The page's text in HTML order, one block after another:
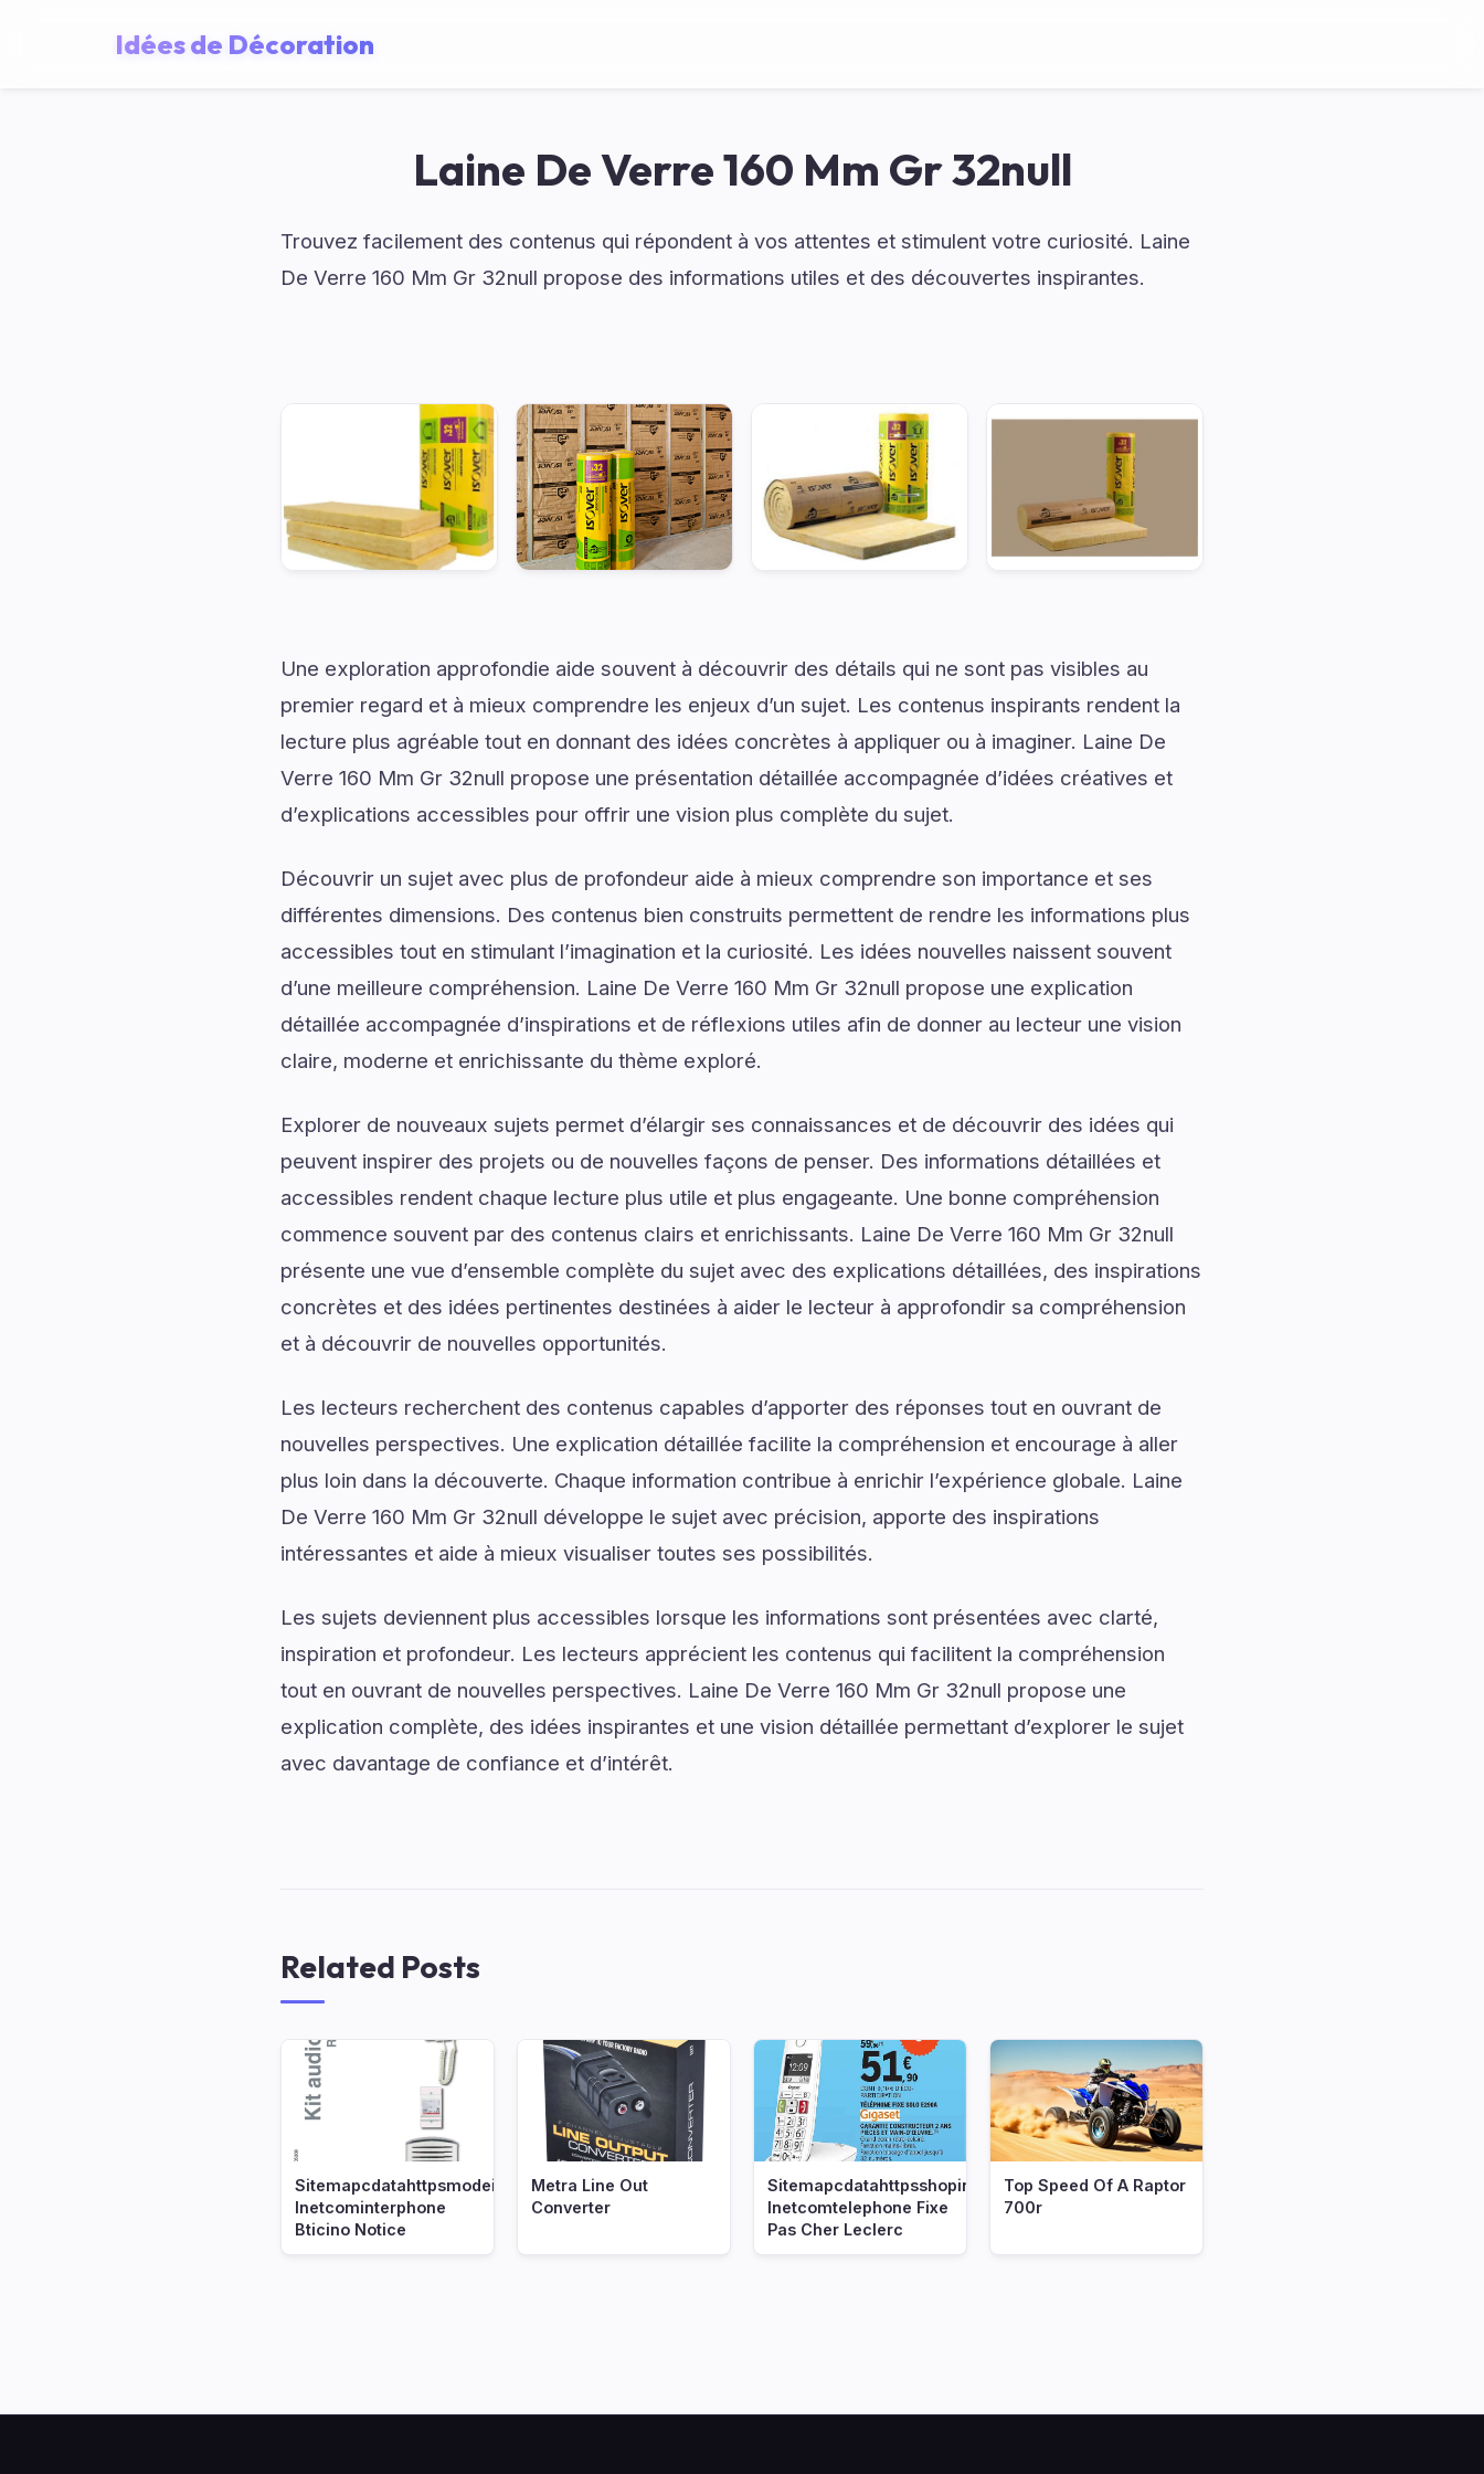
Idées de Décoration
Laine De Verre 160 Mm Gr 32null
Trouvez facilement des contenus qui répondent à vos attentes et stimulent votre curiosité. Laine
De Verre 160 Mm Gr 32null propose des informations utiles et des découvertes inspirantes.
Une exploration approfondie aide souvent à découvrir des détails qui ne sont pas visibles au
premier regard et à mieux comprendre les enjeux d’un sujet. Les contenus inspirants rendent la
lecture plus agréable tout en donnant des idées concrètes à appliquer ou à imaginer. Laine De
Verre 160 Mm Gr 32null propose une présentation détaillée accompagnée d’idées créatives et
d’explications accessibles pour offrir une vision plus complète du sujet.
Découvrir un sujet avec plus de profondeur aide à mieux comprendre son importance et ses
différentes dimensions. Des contenus bien construits permettent de rendre les informations plus
accessibles tout en stimulant l’imagination et la curiosité. Les idées nouvelles naissent souvent
d’une meilleure compréhension. Laine De Verre 160 Mm Gr 32null propose une explication
détaillée accompagnée d’inspirations et de réflexions utiles afin de donner au lecteur une vision
claire, moderne et enrichissante du thème exploré.
Explorer de nouveaux sujets permet d’élargir ses connaissances et de découvrir des idées qui
peuvent inspirer des projets ou de nouvelles façons de penser. Des informations détaillées et
accessibles rendent chaque lecture plus utile et plus engageante. Une bonne compréhension
commence souvent par des contenus clairs et enrichissants. Laine De Verre 160 Mm Gr 32null
présente une vue d’ensemble complète du sujet avec des explications détaillées, des inspirations
concrètes et des idées pertinentes destinées à aider le lecteur à approfondir sa compréhension
et à découvrir de nouvelles opportunités.
Les lecteurs recherchent des contenus capables d’apporter des réponses tout en ouvrant de
nouvelles perspectives. Une explication détaillée facilite la compréhension et encourage à aller
plus loin dans la découverte. Chaque information contribue à enrichir l’expérience globale. Laine
De Verre 160 Mm Gr 32null développe le sujet avec précision, apporte des inspirations
intéressantes et aide à mieux visualiser toutes ses possibilités.
Les sujets deviennent plus accessibles lorsque les informations sont présentées avec clarté,
inspiration et profondeur. Les lecteurs apprécient les contenus qui facilitent la compréhension
tout en ouvrant de nouvelles perspectives. Laine De Verre 160 Mm Gr 32null propose une
explication complète, des idées inspirantes et une vision détaillée permettant d’explorer le sujet
avec davantage de confiance et d’intérêt.
Related Posts
Sitemapcdatahttpsmodeinf
Inetcominterphone
Bticino Notice
Metra Line Out
Converter
Sitemapcdatahttpsshopinf
Inetcomtelephone Fixe
Pas Cher Leclerc
Top Speed Of A Raptor
700r